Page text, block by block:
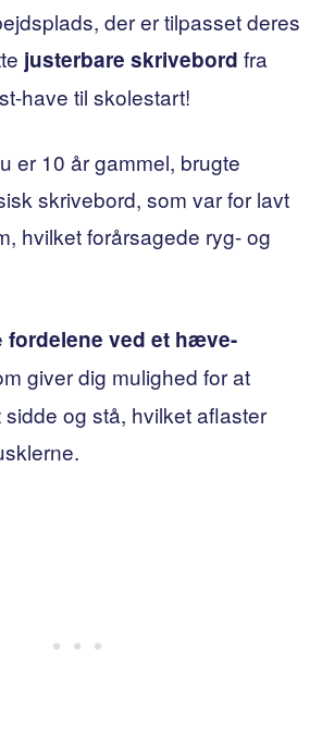
der er tilpasset deres
justerbare skrivebord fra
have til skolestart!
er 10 år gammel, brugte
skrivebord, som var for lavt
hvilket forårsagede ryg- og
fordelene ved et hæve-
giver dig mulighed for at
og stå, hvilket aflaster